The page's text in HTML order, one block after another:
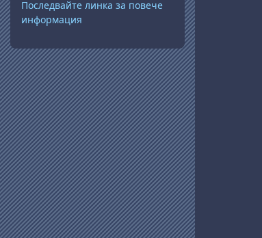
Последвайте линка за повече
информация